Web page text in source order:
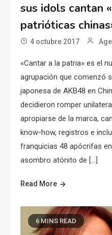
sus idols cantan
patrióticas
4 octubre 2017
«Cantar a la patria» es el
agrupación que comenzó
japonesa de AKB48 en
decidieron romper
apropiarse de la marca,
know-how, registros e
franquicias 48 apócrifas
asombro atónito de […]
Read More
6 MINS READ